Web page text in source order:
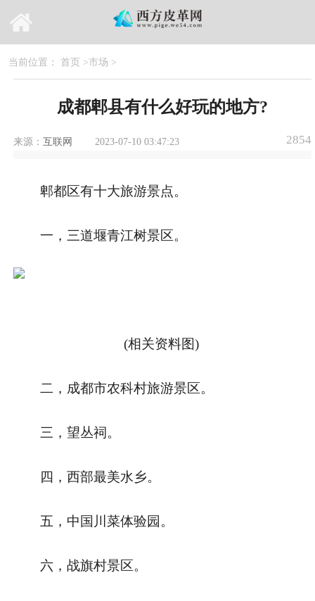
当前位置： 首页 >市场 >
成都郫县有什么好玩的地方?
来源： 互联网 2023-07-10 03:47:23 2854
郫都区有十大旅游景点。
一，三道堰青江树景区。
(相关资料图)
二，成都市农科村旅游景区。
三，望丛祠。
四，西部最美水乡。
五，中国川菜体验园。
六，战旗村景区。